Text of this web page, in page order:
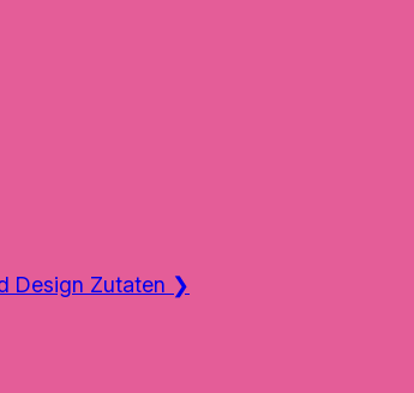
Design Zutaten ❯